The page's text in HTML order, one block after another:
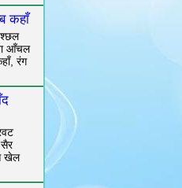
कहाँ
आँचल
रंग
खेल